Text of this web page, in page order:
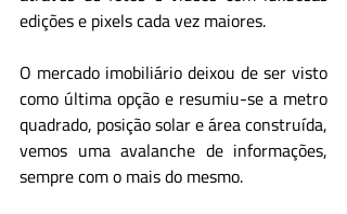
edições e pixels cada vez maiores.
O mercado imobiliário deixou de ser visto
como última opção e resumiu-se a metro
quadrado, posição solar e área construída,
vemos uma avalanche de informações,
sempre com o mais do mesmo.